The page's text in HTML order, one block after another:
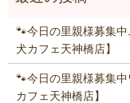
🐾今日の里親様募集
犬カフェ天神橋店】
🐾今日の里親様募集
カフェ天神橋店】